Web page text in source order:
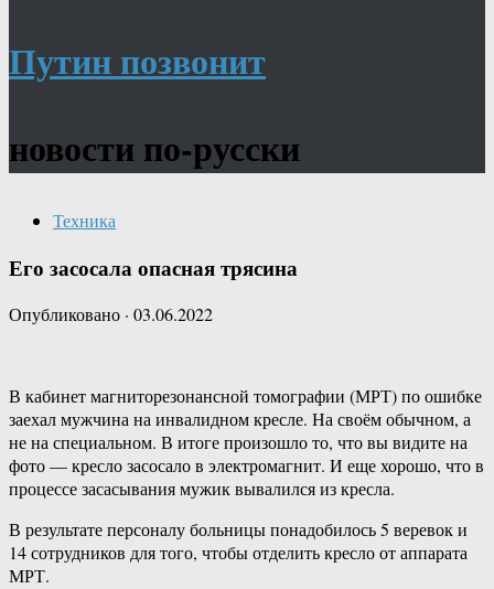
Путин позвонит
новости по-русски
Техника
Его засосала опасная трясина
Опубликовано · 03.06.2022
В кабинет магниторезонансной томографии (МРТ) по ошибке
заехал мужчина на инвалидном кресле. На своём обычном, а
не на специальном. В итоге произошло то, что вы видите на
фото — кресло засосало в электромагнит. И еще хорошо, что в
процессе засасывания мужик вывалился из кресла.
В результате персоналу больницы понадобилось 5 веревок и
14 сотрудников для того, чтобы отделить кресло от аппарата
МРТ.